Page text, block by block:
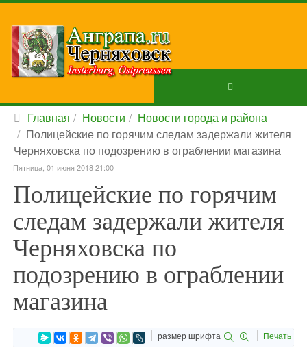
Главная Новости
Новости города и района
Полицейские по горячим следам задержали жителя
Черняховска по подозрению в ограблении магазина
Пятница, 01 июня 2018 21:00
Полицейские по горячим
следам задержали жителя
Черняховска по
подозрению в ограблении
магазина
размер шрифта Печать